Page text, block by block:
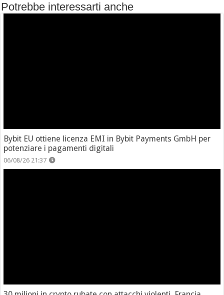
Potrebbe interessarti anche
Bybit EU ottiene licenza EMI in Bybit Payments GmbH per
potenziare i pagamenti digitali
06/08/26 21:37